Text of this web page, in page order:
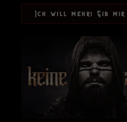
Ich will mehr! Gib